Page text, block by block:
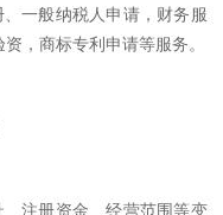
一般纳税人申请，财务服
，商标专利申请等服务。
注册资金、经营范围等变